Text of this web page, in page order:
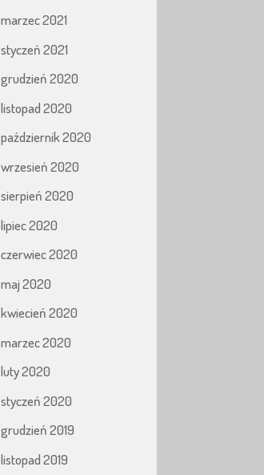
marzec 2021
styczeń 2021
grudzień 2020
listopad 2020
październik 2020
wrzesień 2020
sierpień 2020
lipiec 2020
czerwiec 2020
maj 2020
kwiecień 2020
marzec 2020
luty 2020
styczeń 2020
grudzień 2019
listopad 2019